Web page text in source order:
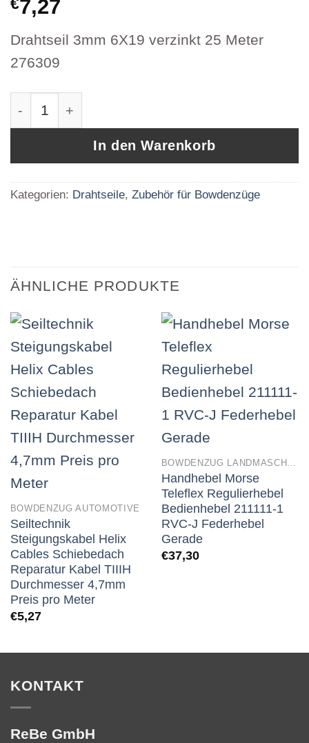
€7,27
Drahtseil 3mm 6X19 verzinkt 25 Meter
276309
In den Warenkorb
Kategorien: Drahtseile, Zubehör für Bowdenzüge
ÄHNLICHE PRODUKTE
BOWDENZUG AUTOMOTIVE
Seiltechnik
Steigungskabel Helix
Cables Schiebedach
Reparatur Kabel TIIIH
Durchmesser 4,7mm
Preis pro Meter
€5,27
BOWDENZUG LANDMASCHINEN
Handhebel Morse
Teleflex Regulierhebel
Bedienhebel 211111-1
RVC-J Federhebel
Gerade
€37,30
KONTAKT
ReBe GmbH